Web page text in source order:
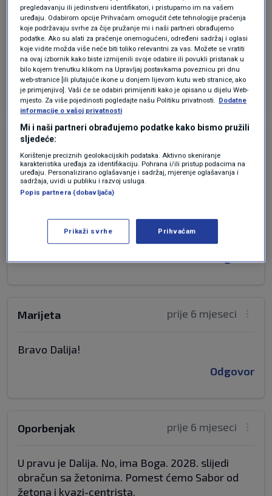
prezimenom, a kako je obrazovana ne lupa
gluposti. I nitko nema pravo pa ni Mažar njene
birače zvati sljedbom i vrijeđati ih. Zato najprije
vlast treba radit red u svojim redovima da bi
tražila blažu retoriku
Odgovor
mililili
mnogo je sterilnih hrvatskih priča o zalaganju za
narodno dobro,biulo je toGA I ONE "41" IPAK U
NEODGOVORNOST I VLASTITA G....A, DALIJA NE
POSUSTAJ.
prije 6 mjeseci
Marijeta
Bravo Dalija!
Odgovor
prije 6 mjeseci
Oporbenjak
U pravu je Dalija. No, ima Boga. 2028. slijedi
obračun sa žetonima. Pomest ćemo Sabor od
žetona i kvazi-centrista.
pregledavanju ili jedinstveni identifikatori, i pristupamo im na vašem
uređaju. Odabirom opcije Prihvaćam omogućit ćete tehnologije praćenja
koje podržavaju svrhe za čije pružanje mi i naši partneri obrađujemo
podatke. Ako su alati za praćenje onemogućeni, određeni sadržaj i oglasi
koje vidite možda više neće biti toliko relevantni za vas. Možete se vratiti
na ovaj izbornik kako biste izmijenili svoje odabire ili povukli pristanak u
bilo kojem trenutku klikom na Upravljaj postavkama poveznicu pri dnu
web-stranice [ili plutajuće ikone u donjem lijevom kutu web stranice, ako
je primjenjivo]. Vaši će se odabiri primijeniti kako je opisano u dijelu Web-
mjesto. Za više pojedinosti pogledajte našu Politiku privatnosti. Dodatne
informacije o vašoj privatnosti
Mi i naši partneri obrađujemo podatke kako bismo pružili
sljedeće:
Korištenje preciznih geolokacijskih podataka. Aktivno skeniranje
karakteristika uređaja za identifikaciju. Pohrana i/ili pristup podacima na
uređaju. Personalizirano oglašavanje i sadržaj, mjerenje oglašavanja i
sadržaja, uvidi u publiku i razvoj usluga.
Popis partnera (dobavljača)
Prikaži svrhe Prihvaćam